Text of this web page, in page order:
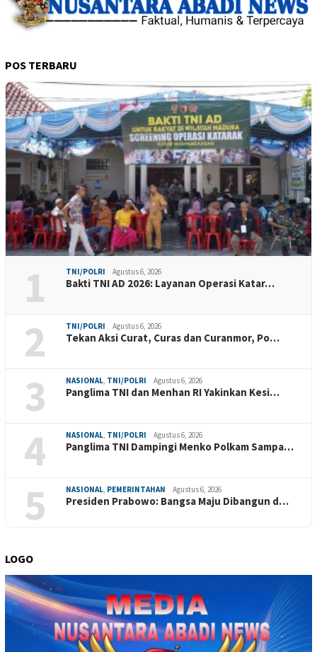
POS TERBARU
1 TNI/POLRI Agustus 6, 2026
Bakti TNI AD 2026: Layanan Operasi Katar…
2 TNI/POLRI Agustus 6, 2026
Tekan Aksi Curat, Curas dan Curanmor, Po…
3 NASIONAL, TNI/POLRI Agustus 6, 2026
Panglima TNI dan Menhan RI Yakinkan Kesi…
4 NASIONAL, TNI/POLRI Agustus 6, 2026
Panglima TNI Dampingi Menko Polkam Sampa…
5 NASIONAL, PEMERINTAHAN Agustus 6, 2026
Presiden Prabowo: Bangsa Maju Dibangun d…
LOGO